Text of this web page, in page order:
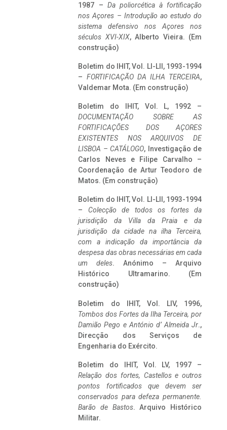
1987 – Da poliorcética à fortificação
nos Açores – Introdução ao estudo do
sistema defensivo nos Açores nos
séculos XVI-XIX, Alberto Vieira. (Em
construção)
Boletim do IHIT, Vol. LI-LII, 1993-1994
– FORTIFICAÇÃO DA ILHA TERCEIRA,
Valdemar Mota. (Em construção)
Boletim do IHIT, Vol. L, 1992 –
DOCUMENTAÇÃO SOBRE AS
FORTIFICAÇÕES DOS AÇORES
EXISTENTES NOS ARQUIVOS DE
LISBOA – CATÁLOGO, Investigação de
Carlos Neves e Filipe Carvalho –
Coordenação de Artur Teodoro de
Matos. (Em construção)
Boletim do IHIT, Vol. LI-LII, 1993-1994
– Colecção de todos os fortes da
jurisdição da Villa da Praia e da
jurisdição da cidade na ilha Terceira,
com a indicação da importância da
despesa das obras necessárias em cada
um deles. Anónimo – Arquivo
Histórico Ultramarino. (Em
construção)
Boletim do IHIT, Vol. LIV, 1996,
Tombos dos Fortes da Ilha Terceira, por
Damião Pego e António d’ Almeida Jr.,
Direcção dos Serviços de
Engenharia do Exército.
Boletim do IHIT, Vol. LV, 1997 –
Relação dos fortes, Castellos e outros
pontos fortificados que devem ser
conservados para defeza permanente.
Barão de Bastos. Arquivo Histórico
Militar.